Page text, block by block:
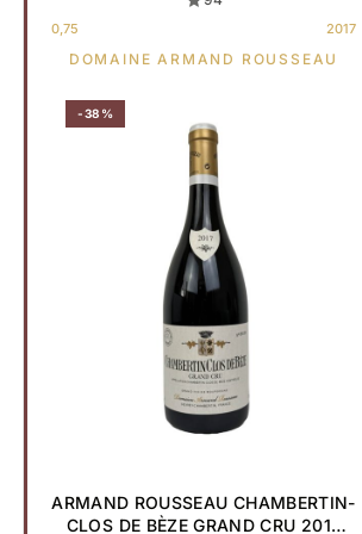
0,75 2017
DOMAINE ARMAND ROUSSEAU
-38%
ARMAND ROUSSEAU CHAMBERTIN-
CLOS DE BÈZE GRAND CRU 2017